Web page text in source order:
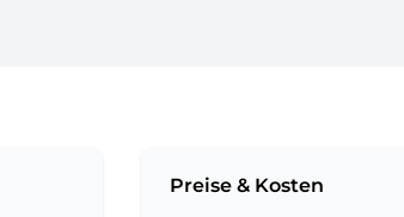
Preise & Kosten